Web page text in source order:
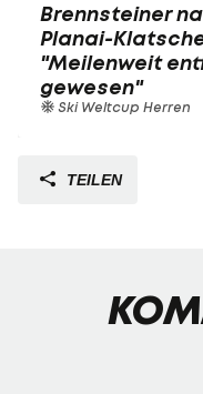
Brennsteiner
Planai-
"Meilenweit
gewesen"
Ski Weltcup Herren
TEILEN